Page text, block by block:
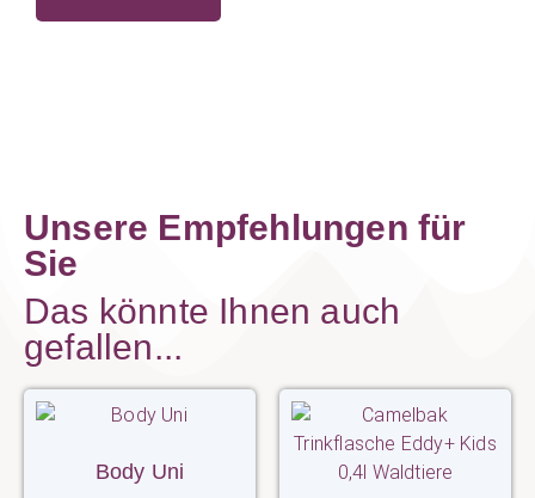
Unsere Empfehlungen für
Sie
Das könnte Ihnen auch
gefallen...
Body Uni